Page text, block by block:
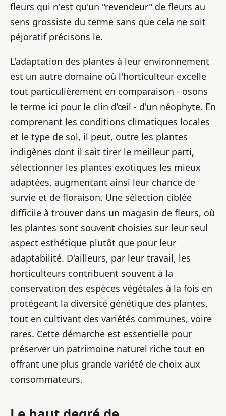
fleurs qui n'est qu'un "revendeur" de fleurs au
sens grossiste du terme sans que cela ne soit
péjoratif précisons le.
L'adaptation des plantes à leur environnement
est un autre domaine où l'horticulteur excelle
tout particulièrement en comparaison - osons
le terme ici pour le clin d’œil - d'un néophyte. En
comprenant les conditions climatiques locales
et le type de sol, il peut, outre les plantes
indigènes dont il sait tirer le meilleur parti,
sélectionner les plantes exotiques les mieux
adaptées, augmentant ainsi leur chance de
survie et de floraison. Une sélection ciblée
difficile à trouver dans un magasin de fleurs, où
les plantes sont souvent choisies sur leur seul
aspect esthétique plutôt que pour leur
adaptabilité. D'ailleurs, par leur travail, les
horticulteurs contribuent souvent à la
conservation des espèces végétales à la fois en
protégeant la diversité génétique des plantes,
tout en cultivant des variétés communes, voire
rares. Cette démarche est essentielle pour
préserver un patrimoine naturel riche tout en
offrant une plus grande variété de choix aux
consommateurs.